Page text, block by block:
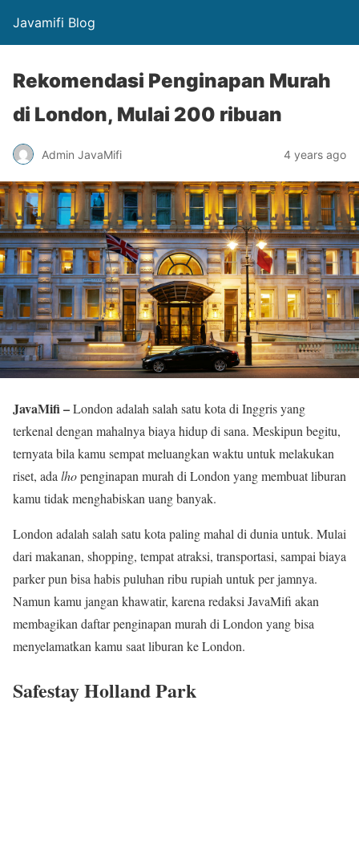
Javamifi Blog
Rekomendasi Penginapan Murah
di London, Mulai 200 ribuan
Admin JavaMifi 4 years ago
JavaMifi –London adalah salah satu kota di Inggris yang
terkenal dengan mahalnya biaya hidup di sana. Meskipun begitu,
ternyata bila kamu sempat meluangkan waktu untuk melakukan
riset, ada lhopenginapan murah di London yang membuat liburan
kamu tidak menghabiskan uang banyak.
London adalah salah satu kota paling mahal di dunia untuk. Mulai
dari makanan, shopping, tempat atraksi, transportasi, sampai biaya
parker pun bisa habis puluhan ribu rupiah untuk per jamnya.
Namun kamu jangan khawatir, karena redaksi JavaMifi akan
membagikan daftar penginapan murah di London yang bisa
menyelamatkan kamu saat liburan ke London.
Safestay Holland Park